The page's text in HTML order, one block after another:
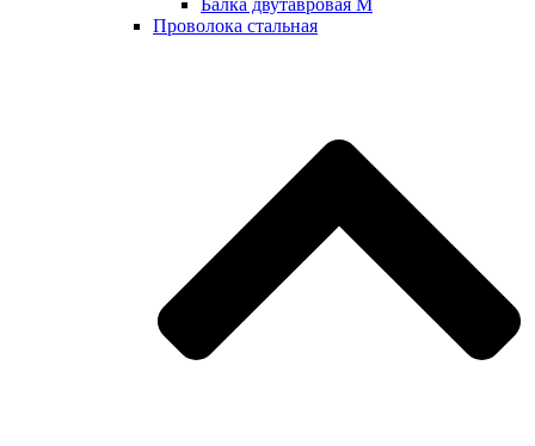
Балка двутавровая М
Проволока стальная